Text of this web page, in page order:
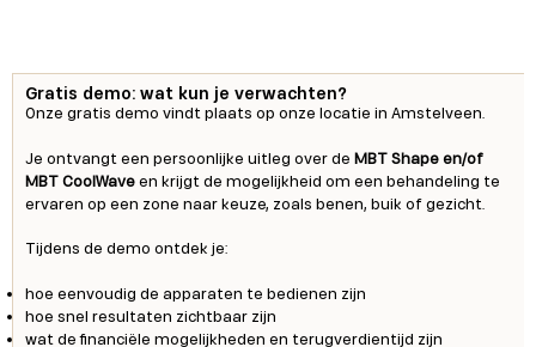
Gratis demo: wat kun je verwachten?
Onze gratis demo vindt plaats op onze locatie in Amstelveen.
Je ontvangt een persoonlijke uitleg over de MBT Shape en/of
MBT CoolWave en krijgt de mogelijkheid om een behandeling te
ervaren op een zone naar keuze, zoals benen, buik of gezicht.
Tijdens de demo ontdek je:
hoe eenvoudig de apparaten te bedienen zijn
hoe snel resultaten zichtbaar zijn
wat de financiële mogelijkheden en terugverdientijd zijn